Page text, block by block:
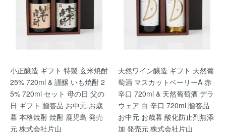
小正醸造 ギフト 特製 玄米焼酎
25% 720ml & 謹醸 いも焼酎 2
5% 720ml セット 母の日 父の
日 ギフト 贈答品 お中元 お歳
暮 本格焼酎 焼酎 鹿児島 発売
元 株式会社片山
天然ワイン醸造 ギフト 天然葡
萄酒 マスカットベーリーA 赤
辛口 720ml & 天然葡萄酒 デラ
ウェア 白 辛口 720ml 贈答品
お中元 お歳暮 酸化防止剤無添
加 発売元 株式会社片山